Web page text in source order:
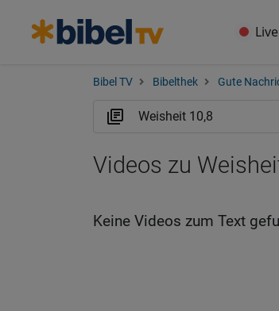
Bibel TV Bibelthek Gute
Videos zu
Keine Videos zum Text